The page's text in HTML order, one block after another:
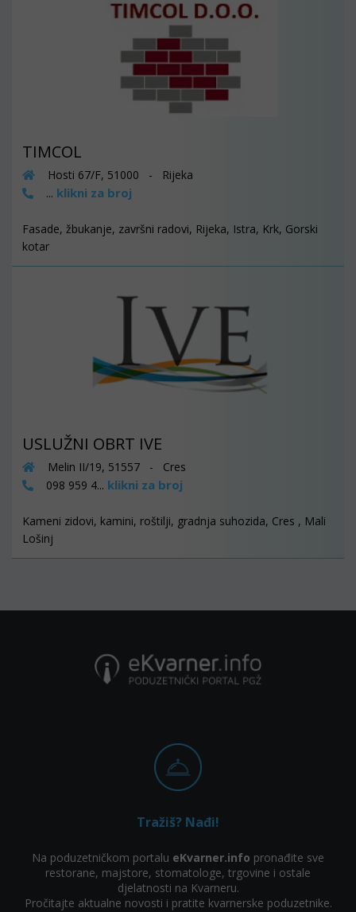
TIMCOL
Hosti 67/F, 51000 - Rijeka
... klikni za broj
Fasade, žbukanje, završni radovi, Rijeka, Istra, Krk, Gorski
kotar
USLUŽNI OBRT IVE
Melin II/19, 51557 - Cres
098 959 4... klikni za broj
Kameni zidovi, kamini, roštilji, gradnja suhozida, Cres , Mali
Lošinj
Tražiš? Nađi!
Na poduzetničkom portalu eKvarner.info pronađite sve
restorane, majstore, stomatologe, trgovine i ostale
djelatnosti na Kvarneru.
Pročitajte aktualne novosti i pratite kvarnerske poduzetnike.